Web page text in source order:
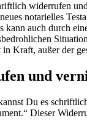
widerrufen
notarielles
kann auch durch
in Kraft, außer der
und
Du es
Dieser